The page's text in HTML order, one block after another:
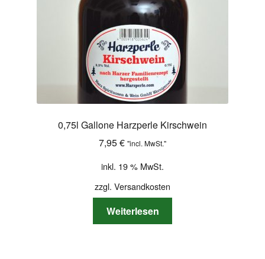
Widerrufsbelehrung
0,75l Gallone Harzperle Kirschwein
7,95€ "incl. MwSt."
inkl. 19 % MwSt.
zzgl. Versandkosten
Weiterlesen